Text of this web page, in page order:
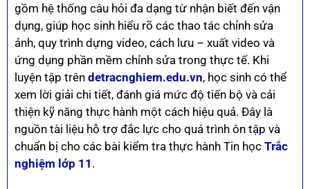
gồm hệ thống câu hỏi đa dạng từ nhận biết đến vận
dụng, giúp học sinh hiểu rõ các thao tác chỉnh sửa
ảnh, quy trình dựng video, cách lưu – xuất video và
ứng dụng phần mềm chỉnh sửa trong thực tế. Khi
luyện tập trên detracnghiem.edu.vn, học sinh có thể
xem lời giải chi tiết, đánh giá mức độ tiến bộ và cải
thiện kỹ năng thực hành một cách hiệu quả. Đây là
nguồn tài liệu hỗ trợ đắc lực cho quá trình ôn tập và
chuẩn bị cho các bài kiểm tra thực hành Tin học Trắc
nghiệm lớp 11 .